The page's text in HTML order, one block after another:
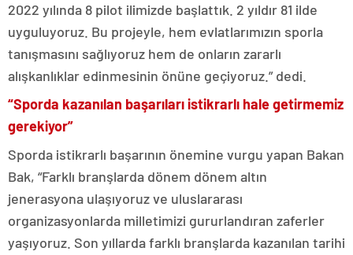
2022 yılında 8 pilot ilimizde başlattık. 2 yıldır 81 ilde
uyguluyoruz. Bu projeyle, hem evlatlarımızın sporla
tanışmasını sağlıyoruz hem de onların zararlı
alışkanlıklar edinmesinin önüne geçiyoruz.” dedi.
“Sporda kazanılan başarıları istikrarlı hale getirmemiz
gerekiyor”
Sporda istikrarlı başarının önemine vurgu yapan Bakan
Bak, “Farklı branşlarda dönem dönem altın
jenerasyona ulaşıyoruz ve uluslararası
organizasyonlarda milletimizi gururlandıran zaferler
yaşıyoruz. Son yıllarda farklı branşlarda kazanılan tarihi